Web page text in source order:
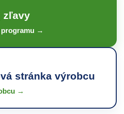
zľavy
→
stránka výrobcu
→